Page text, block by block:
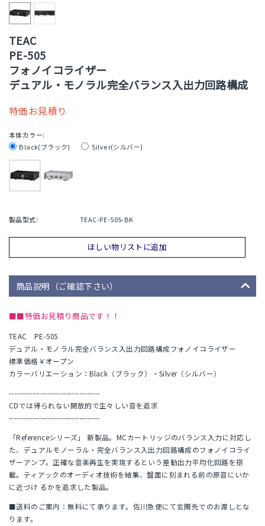
TEAC
PE-505
フォノイコライザー
デュアル・モノラル完全バランス入出力回路構成
特価お見積り
本体カラー:
Black(ブラック)
Silver(シルバー)
製品型式: TEAC-PE-505-BK
ほしい物リストに追加
商品説明（ご確認下さい）
■■特価お見積り商品です！！
TEAC PE-505
デュアル・モノラル完全バランス入出力回路構成フォノイコライザー
標準価格￥オープン
カラーバリエーション：Black（ブラック）・Silver（シルバー）
-----------------------------------
CDでは得られない開放的で生々しい音を追求
-----------------------------------
「Referenceシリーズ」 新製品。MCカートリッジのバランス入力に対応し
た、デュアルモノーラル・完全バランス入出力回路構成のフォノイコライ
ザーアンプ。正確な音楽再生を実現するという差動出力平均化回路を搭
載。ティアックのオーディオ技術を結集、盤面に刻まれる前の原音にいか
に近づけ るかを追求した製品。
■送料のご案内：無料にて承ります。佐川急便にて玄関先でのお渡しとな
ります。